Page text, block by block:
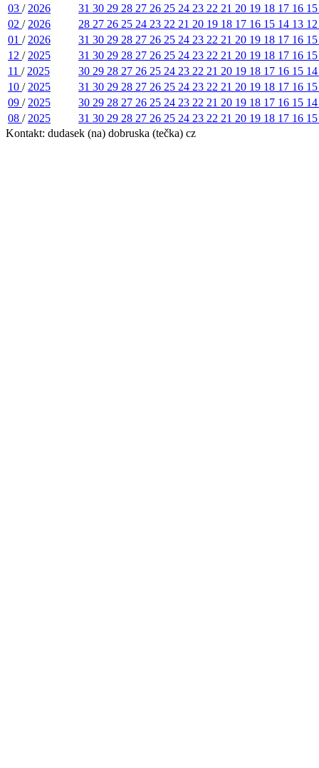
03 / 2026 31 30 29 28 27 26 25 24 23 22 21 20 19 18 17 16
02 / 2026 28 27 26 25 24 23 22 21 20 19 18 17 16 15 14 13
01 / 2026 31 30 29 28 27 26 25 24 23 22 21 20 19 18 17 16
12 / 2025 31 30 29 28 27 26 25 24 23 22 21 20 19 18 17 16
11 / 2025 30 29 28 27 26 25 24 23 22 21 20 19 18 17 16 15
10 / 2025 31 30 29 28 27 26 25 24 23 22 21 20 19 18 17 16
09 / 2025 30 29 28 27 26 25 24 23 22 21 20 19 18 17 16 15
08 / 2025 31 30 29 28 27 26 25 24 23 22 21 20 19 18 17 16
Kontakt: dudasek (na) dobruska (tečka) cz